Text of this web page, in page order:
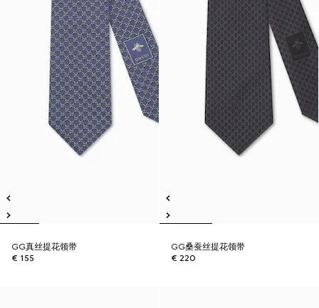
GG真丝提花领带
€ 155
GG桑蚕丝提花领带
€ 220